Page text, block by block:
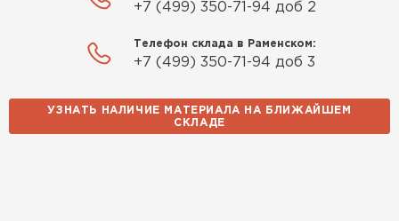
+7 (499) 350-71-94 доб 2
Телефон склада в Раменском:
+7 (499) 350-71-94 доб 3
УЗНАТЬ НАЛИЧИЕ МАТЕРИАЛА НА БЛИЖАЙШЕМ
СКЛАДЕ